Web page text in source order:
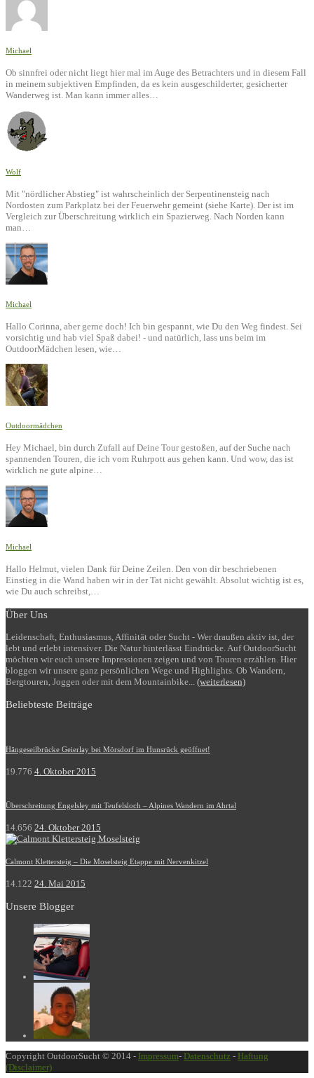
Michael
Ob sinnfrei oder nicht liegt hier mal im Auge des Betrachters und in diesem Fall
in meinem subjektiven Empfinden, da es kein ausgeschilderter, gesicherter
Wanderweg ist. Man kann immer alles…
Wolf
Mit "nördlicher Abstieg" ist wahrscheinlich der Serpentinensteig nach
Nordosten zum Parkplatz bei der Feuerwehr gemeint (siehe Karte). Der ist im
Vergleich zur Überschreitung wirklich ein Spazierweg. Nach Norden kann
man…
Michael
Hallo Corinna, aber gerne doch! Ich bin gespannt, wie Du den Weg findest. Sei
vorsichtig und hab viel Spaß dabei! - und natürlich, lass uns beim im
OutdoorMädchen lesen, wie…
Outdoormädchen
Hey Michael, bin durch Zufall auf Deine Tour gestoßen, auf der Suche nach
spannenden Touren, die ich vom Ruhrpott aus gehen kann. Und wow, das ist
wirklich ne gute alpine…
Michael
Hallo Helmut, vielen Dank für Deine Zeilen. Den von dir beschriebenen
Einstieg in die Wand haben wir in der Tat nicht gewählt. Absolut wichtig ist es,
wie Du auch schreibst,…
Über Uns
Leidenschaft, Enthusiasmus, Affinität oder Sucht - Wer draußen aktiv ist, der
lebt und erlebt intensiver. Die Natur hinterlässt Eindrücke. Auf OutdoorSucht
möchten wir euch unsere Impressionen zeigen und von Touren erzählen. Hier
bloggen wir unsere ganz persönlichen Wege und Highlights. Ob Wandern,
Bergtouren, Joggen oder mit dem Mountainbike... (weiterlesen)
Beliebteste Beiträge
Hängeseilbrücke Geierlay bei Mörsdorf im Hunsrück geöffnet!
19.776 4. Oktober 2015
Überschreitung Engelsley mit Teufelsloch – Alpines Wandern im Ahrtal
14.656 24. Oktober 2015
Calmont Klettersteig – Die Moselsteig Etappe mit Nervenkitzel
14.122 24. Mai 2015
Unsere Blogger
Copyright OutdoorSucht © 2014 - Impressum- Datenschutz - Haftung
(Disclaimer)